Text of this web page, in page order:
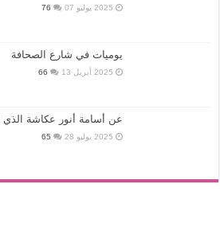
2025 يوليو 07 76
يوميات في شارع الصحافة
2025 أبريل 13 66
عن أسامة أنور عكاشة الذي
2025 يوليو 28 65